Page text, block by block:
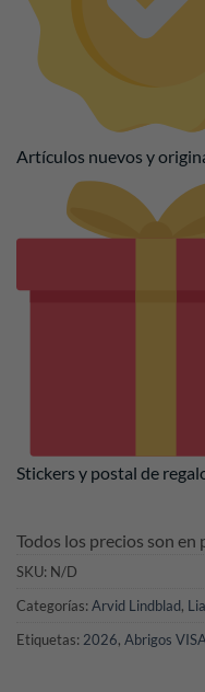
Artículos nuevos y
Stickers y postal de
Todos los precios son en
SKU: N/D
Categorías: Arvid Lindblad,
Etiquetas: 2026, Abrigos VISA